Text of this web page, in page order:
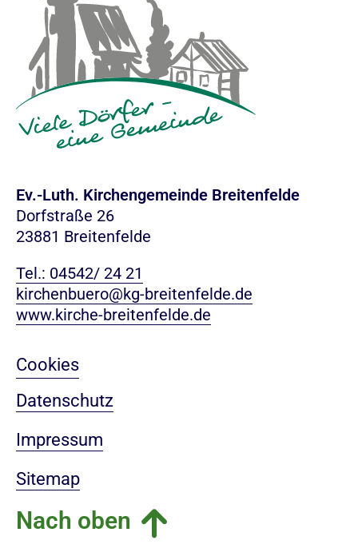
Ev.-Luth. Kirchengemeinde Breitenfelde
Dorfstraße 26
23881 Breitenfelde
Tel.: 04542/ 24 21
kirchenbuero@kg-breitenfelde.de
www.kirche-breitenfelde.de
Cookies
Datenschutz
Impressum
Sitemap
Nach oben